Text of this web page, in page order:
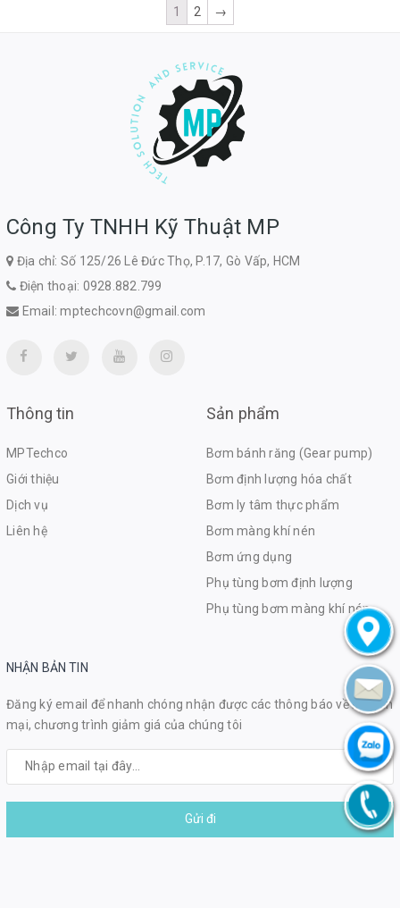
1 2 →
Công Ty TNHH Kỹ Thuật MP
Địa chỉ: Số 125/26 Lê Đức Thọ, P.17, Gò Vấp, HCM
Điện thoại: 0928.882.799
Email:mptechcovn@gmail.com
Thông tin
MPTechco
Giới thiệu
Dịch vụ
Liên hệ
Sản phẩm
Bơm bánh răng (Gear pump)
Bơm định lượng hóa chất
Bơm ly tâm thực phẩm
Bơm màng khí nén
Bơm ứng dụng
Phụ tùng bơm định lượng
Phụ tùng bơm màng khí nén
NHẬN BẢN TIN
Đăng ký email để nhanh chóng nhận được các thông báo về khuyến
mại, chương trình giảm giá của chúng tôi